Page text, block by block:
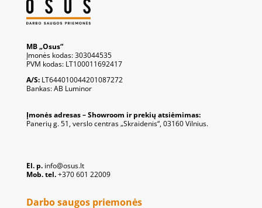
MB „Osus“
Įmonės kodas: 303044535
PVM kodas: LT100011692417
A/S:LT644010044201087272
Bankas: AB Luminor
Įmonės adresas – Showroom ir prekių atsiėmimas:
Panerių g. 51, verslo centras „Skraidenis“, 03160 Vilnius.
El. p.info@osus.lt
Mob. tel.+370 601 22009
Darbo saugos priemonės